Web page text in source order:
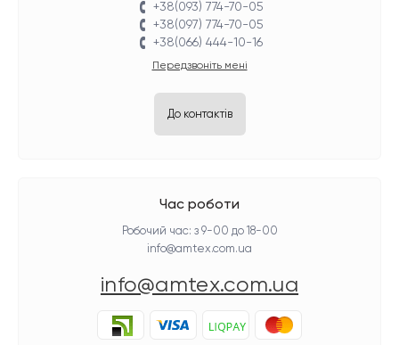
+38(093) 774-70-05
+38(097) 774-70-05
+38(066) 444-10-16
Передзвоніть мені
До контактів
Час роботи
Робочий час: з 9-00 до 18-00
info@amtex.com.ua
info@amtex.com.ua